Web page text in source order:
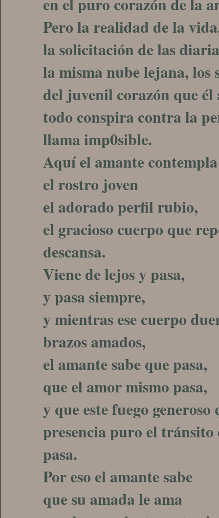
Pero la realidad de la
la solicitación de las
la misma nube lejana, los
del juvenil corazón que él
todo conspira contra la
llama imp0sible.
Aquí el amante contempla
el rostro joven
el adorado perfil rubio,
el gracioso cuerpo que
descansa.
Viene de lejos y pasa,
y pasa siempre,
y mientras ese cuerpo
brazos amados,
el amante sabe que pasa,
que el amor mismo pasa,
y que este fuego generoso
presencia puro el
pasa.
Por eso el amante sabe
que su amada le ama